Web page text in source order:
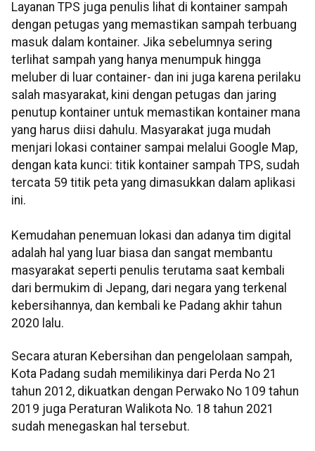
Layanan TPS juga penulis lihat di kontainer sampah
dengan petugas yang memastikan sampah terbuang
masuk dalam kontainer. Jika sebelumnya sering
terlihat sampah yang hanya menumpuk hingga
meluber di luar container- dan ini juga karena perilaku
salah masyarakat, kini dengan petugas dan jaring
penutup kontainer untuk memastikan kontainer mana
yang harus diisi dahulu. Masyarakat juga mudah
menjari lokasi container sampai melalui Google Map,
dengan kata kunci: titik kontainer sampah TPS, sudah
tercata 59 titik peta yang dimasukkan dalam aplikasi
ini.
Kemudahan penemuan lokasi dan adanya tim digital
adalah hal yang luar biasa dan sangat membantu
masyarakat seperti penulis terutama saat kembali
dari bermukim di Jepang, dari negara yang terkenal
kebersihannya, dan kembali ke Padang akhir tahun
2020 lalu.
Secara aturan Kebersihan dan pengelolaan sampah,
Kota Padang sudah memilikinya dari Perda No 21
tahun 2012, dikuatkan dengan Perwako No 109 tahun
2019 juga Peraturan Walikota No. 18 tahun 2021
sudah menegaskan hal tersebut.